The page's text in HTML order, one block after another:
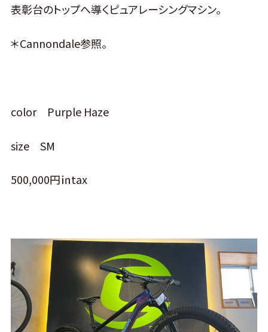
表彰台のトップへ導くピュアレーシングマシン。
＊Cannondale参照。
color Purple Haze
size SM
500,000円㏌tax